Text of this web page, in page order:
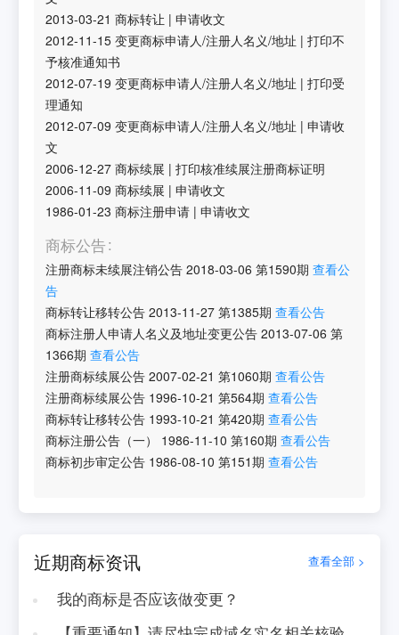
2013-03-21 商标转让 |申请收文
2012-11-15 变更商标申请人/注册人名义/地址 |打印不
予核准通知书
2012-07-19 变更商标申请人/注册人名义/地址 |打印受
理通知
2012-07-09 变更商标申请人/注册人名义/地址 |申请收
文
2006-12-27 商标续展 |打印核准续展注册商标证明
2006-11-09 商标续展 |申请收文
1986-01-23 商标注册申请 |申请收文
商标公告
注册商标未续展注销公告 2018-03-06 第1590期 查看公
告
商标转让移转公告 2013-11-27 第1385期 查看公告
商标注册人申请人名义及地址变更公告 2013-07-06 第
1366期 查看公告
注册商标续展公告 2007-02-21 第1060期 查看公告
注册商标续展公告 1996-10-21 第564期 查看公告
商标转让移转公告 1993-10-21 第420期 查看公告
商标注册公告（一）
1986-11-10 第160期 查看公告
商标初步审定公告 1986-08-10 第151期 查看公告
近期商标资讯 查看全部 >
我的商标是否应该做变更？